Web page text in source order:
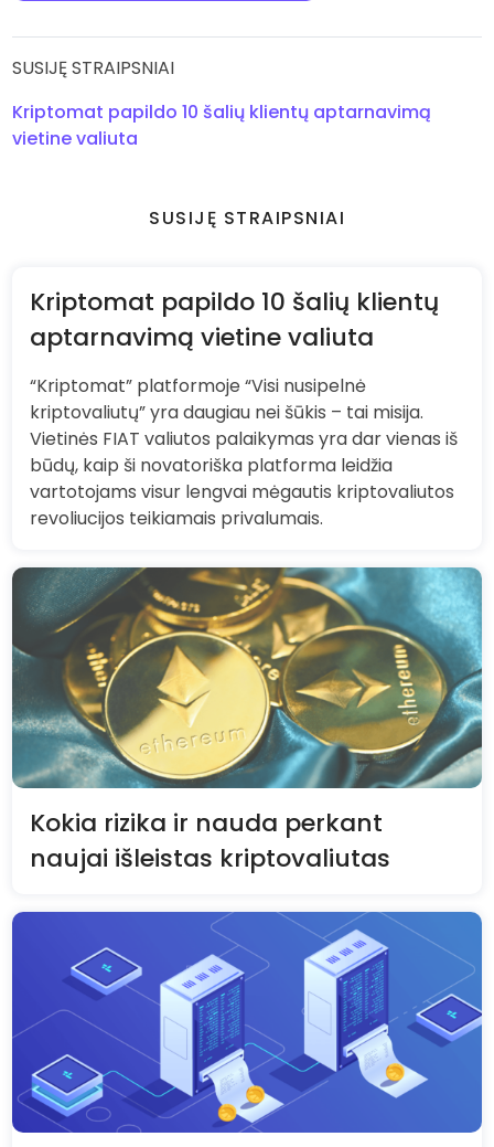
SUSIJĘ STRAIPSNIAI
Kriptomat papildo 10 šalių klientų aptarnavimą
vietine valiuta
SUSIJĘ STRAIPSNIAI
Kriptomat papildo 10 šalių klientų
aptarnavimą vietine valiuta
“Kriptomat” platformoje “Visi nusipelnė
kriptovaliutų” yra daugiau nei šūkis – tai misija.
Vietinės FIAT valiutos palaikymas yra dar vienas iš
būdų, kaip ši novatoriška platforma leidžia
vartotojams visur lengvai mėgautis kriptovaliutos
revoliucijos teikiamais privalumais.
Kokia rizika ir nauda perkant
naujai išleistas kriptovaliutas